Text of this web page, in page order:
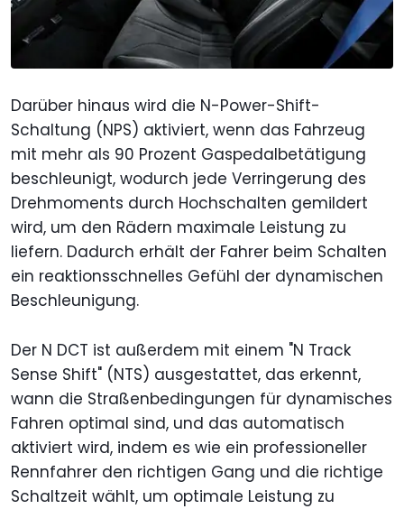
Darüber hinaus wird die N-Power-Shift-
Schaltung (NPS) aktiviert, wenn das Fahrzeug
mit mehr als 90 Prozent Gaspedalbetätigung
beschleunigt, wodurch jede Verringerung des
Drehmoments durch Hochschalten gemildert
wird, um den Rädern maximale Leistung zu
liefern. Dadurch erhält der Fahrer beim Schalten
ein reaktionsschnelles Gefühl der dynamischen
Beschleunigung.
Der N DCT ist außerdem mit einem "N Track
Sense Shift" (NTS) ausgestattet, das erkennt,
wann die Straßenbedingungen für dynamisches
Fahren optimal sind, und das automatisch
aktiviert wird, indem es wie ein professioneller
Rennfahrer den richtigen Gang und die richtige
Schaltzeit wählt, um optimale Leistung zu